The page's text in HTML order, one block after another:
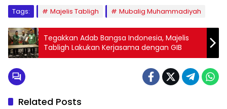
Tags: Majelis Tabligh Mubalig Muhammadiyah
Tegakkan Adab Bangsa Indonesia, Majelis
Tabligh Lakukan Kerjasama dengan GIB
Related Posts